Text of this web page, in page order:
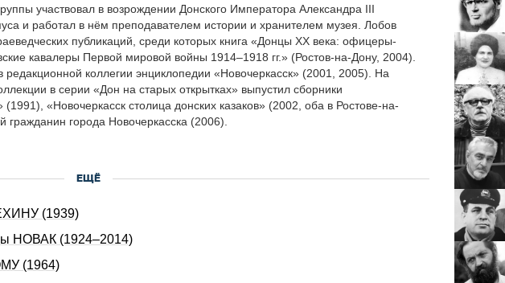
участвовал в возрождении Донского Императора Александра III
и работал в нём преподавателем истории и хранителем музея. Лобов
публикаций, среди которых книга «Донцы XX века: офицеры-
кавалеры Первой мировой войны 1914–1918 гг.» (Ростов-на-Дону, 2004).
редакционной коллегии энциклопедии «Новочеркасск» (2001, 2005). На
в серии «Дон на старых открытках» выпустил сборники
(1991), «Новочеркасск столица донских казаков» (2002, оба в Ростове-на-
гражданин города Новочеркасска (2006).
ЕЩЁ
(1939)
НОВАК (1924–2014)
(1964)